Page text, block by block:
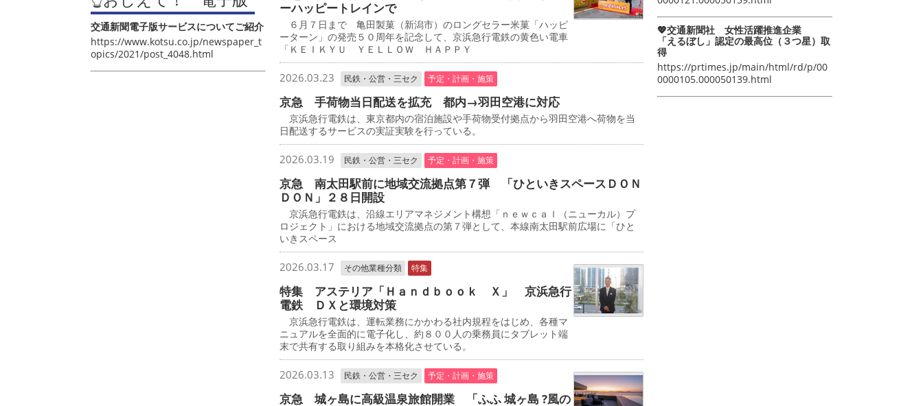
交通新聞電子版サービスについてご紹介
https://www.kotsu.co.jp/newspaper_t
opics/2021/post_4048.html
ーハッピートレインで
６月７日まで 亀田製菓（新潟市）のロングセラー米菓「ハッピ
ーターン」の発売５０周年を記念して、京浜急行電鉄の黄色い電車
「ＫＥＩＫＹＵ ＹＥＬＬＯＷ ＨＡＰＰＹ
2026.03.23 民鉄・公営・三セク 予定・計画・施策
京急 手荷物当日配送を拡充 都内→羽田空港に対応
京浜急行電鉄は、東京都内の宿泊施設や手荷物受付拠点から羽田空港へ荷物を当
日配送するサービスの実証実験を行っている。
2026.03.19 民鉄・公営・三セク 予定・計画・施策
京急 南太田駅前に地域交流拠点第７弾 「ひといきスペースＤＯＮ
ＤＯＮ」２８日開設
京浜急行電鉄は、沿線エリアマネジメント構想「ｎｅｗｃａｌ（ニューカル）プ
ロジェクト」における地域交流拠点の第７弾として、本線南太田駅前広場に「ひと
いきスペース
2026.03.17 その他業種分類 特集
特集 アステリア「Ｈａｎｄｂｏｏｋ Ｘ」 京浜急行
電鉄 ＤＸと環境対策
京浜急行電鉄は、運転業務にかかわる社内規程をはじめ、各種マ
ニュアルを全面的に電子化し、約８００人の乗務員にタブレット端
末で共有する取り組みを本格化させている。
2026.03.13 民鉄・公営・三セク 予定・計画・施策
京急 城ヶ島に高級温泉旅館開業 「ふふ 城ヶ島 ?風の
💖交通新聞社 女性活躍推進企業
「えるぼし」認定の最高位（３つ星）取
得
https://prtimes.jp/main/html/rd/p/00
0000105.000050139.html